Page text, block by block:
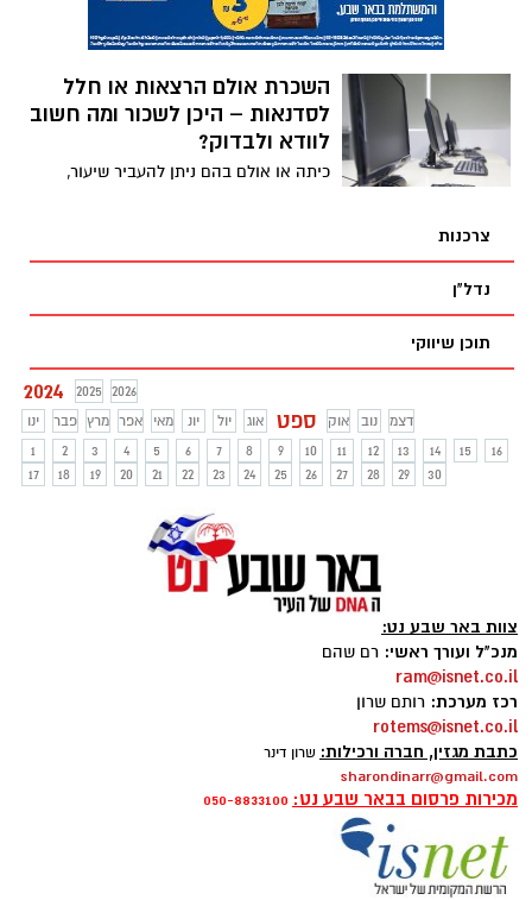
השכרת אולם הרצאות או חלל
לסדנאות – היכן לשכור ומה חשוב
לוודא ולבדוק?
כיתה או אולם בהם ניתן להעביר שיעור,
ובסגנון, מאובזר בכל מה שצריך, נוח להגעה
שנבדוק לפני שאנחנו מחליטים על המקום בו
נעביר את ההרצאה/שיעור/סדנא שלנו,
ובהתאם לכך נבצע את הבחירה?
צרכנות
נדל"ן
תוכן שיווקי
2024 2025
2026
ינו
פבר מרץ אפר מאי יונ יול אוג ספט אוק נוב
דצמ
1
2 3 4 5 6 7 8 9 10 11 12 13 14 15
16
17
18 19 20 21 22 23 24 25 26 27 28 29 30
צוות באר שבע נט:
מנכ"ל ועורך ראשי: רם שהם
ram@isnet.co.il
רכז מערכת: רותם שרון
rotems@isnet.co.il
כתבת מגזין, חברה ורכילות: שרון דינר
sharondinarr@gmail.com
מכירות פרסום בבאר שבע נט: 050-8833100